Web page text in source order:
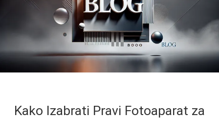
Kako Izabrati Pravi Fotoaparat za